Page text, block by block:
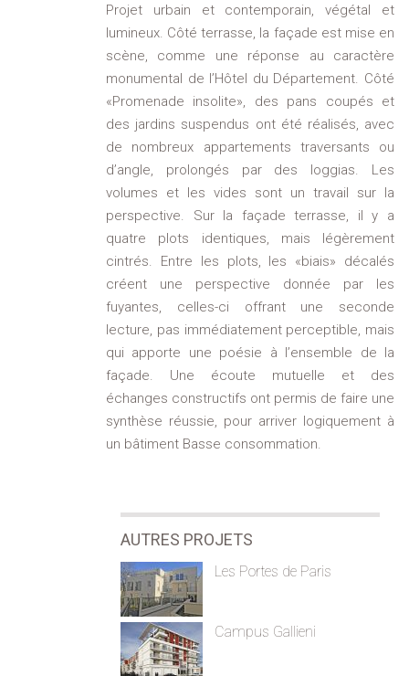
Projet urbain et contemporain, végétal et
lumineux. Côté terrasse, la façade est mise en
scène, comme une réponse au caractère
monumental de l’Hôtel du Département. Côté
«Promenade insolite», des pans coupés et
des jardins suspendus ont été réalisés, avec
de nombreux appartements traversants ou
d’angle, prolongés par des loggias. Les
volumes et les vides sont un travail sur la
perspective. Sur la façade terrasse, il y a
quatre plots identiques, mais légèrement
cintrés. Entre les plots, les «biais» décalés
créent une perspective donnée par les
fuyantes, celles-ci offrant une seconde
lecture, pas immédiatement perceptible, mais
qui apporte une poésie à l’ensemble de la
façade. Une écoute mutuelle et des
échanges constructifs ont permis de faire une
synthèse réussie, pour arriver logiquement à
un bâtiment Basse consommation.
AUTRES PROJETS
Les Portes de Paris
Campus Gallieni